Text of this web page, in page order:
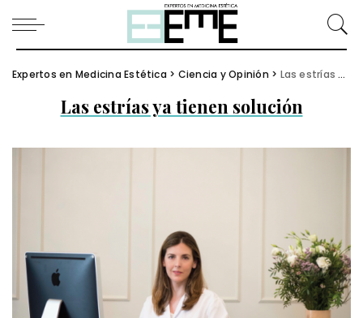
Expertos en Medicina Estética > Ciencia y Opinión > Las estrías ya tienen solución
Las estrías ya tienen solución